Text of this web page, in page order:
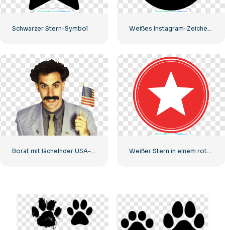
Schwarzer Stern-Symbol Weißes Instagram-Zeichen auf schwarzem Kreis
Weißer Stern in einem roten Kreis